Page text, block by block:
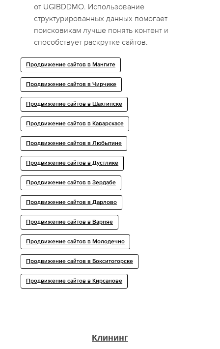
от UGIBDDMO. Использование
структурированных данных помогает
поисковикам лучше понять контент и
способствует раскрутке сайтов.
Продвижение сайтов в Мангите
Продвижение сайтов в Чирчике
Продвижение сайтов в Шахтинске
Продвижение сайтов в Каварскасе
Продвижение сайтов в Любытине
Продвижение сайтов в Дустлике
Продвижение сайтов в Зердабе
Продвижение сайтов в Дарлово
Продвижение сайтов в Варняе
Продвижение сайтов в Молодечно
Продвижение сайтов в Бокситогорске
Продвижение сайтов в Кирсанове
Клининг